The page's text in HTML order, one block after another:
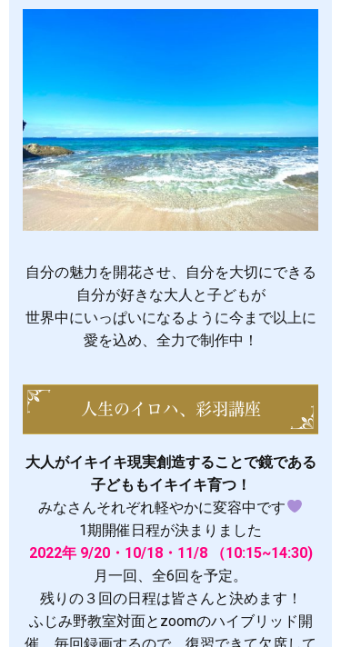
自分の魅力を開花させ、自分を大切にできる
自分が好きな大人と子どもが
世界中にいっぱいになるように今まで以上に
愛を込め、全力で制作中！
人生のイロハ、彩羽講座
大人がイキイキ現実創造することで鏡である
子どももイキイキ育つ！
みなさんそれぞれ軽やかに変容中です
1期開催日程が決まりました
2022年 9/20・10/18・11/8 （10:15~14:30)
月一回、全6回を予定。
残りの３回の日程は皆さんと決めます！
ふじみ野教室対面とzoomのハイブリッド開